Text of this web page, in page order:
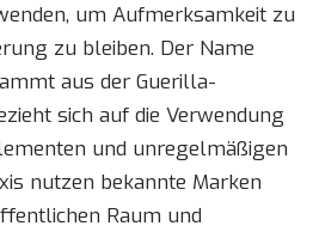
um Aufmerksamkeit zu
zu bleiben. Der Name
aus der Guerilla-
sich auf die Verwendung
und unregelmäßigen
nutzen bekannte Marken
Raum und